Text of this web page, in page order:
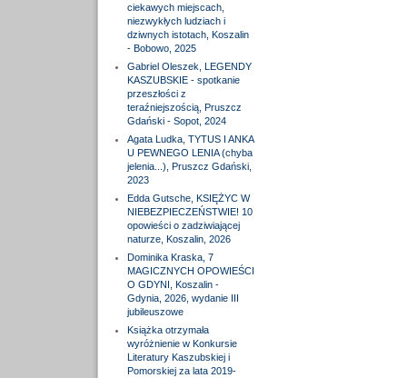
ciekawych miejscach,
niezwykłych ludziach i
dziwnych istotach, Koszalin
- Bobowo, 2025
Gabriel Oleszek, LEGENDY
KASZUBSKIE - spotkanie
przeszłości z
teraźniejszością, Pruszcz
Gdański - Sopot, 2024
Agata Ludka, TYTUS I ANKA
U PEWNEGO LENIA (chyba
jelenia...), Pruszcz Gdański,
2023
Edda Gutsche, KSIĘŻYC W
NIEBEZPIECZEŃSTWIE! 10
opowieści o zadziwiającej
naturze, Koszalin, 2026
Dominika Kraska, 7
MAGICZNYCH OPOWIEŚCI
O GDYNI, Koszalin -
Gdynia, 2026, wydanie III
jubileuszowe
Książka otrzymała
wyróżnienie w Konkursie
Literatury Kaszubskiej i
Pomorskiej za lata 2019-